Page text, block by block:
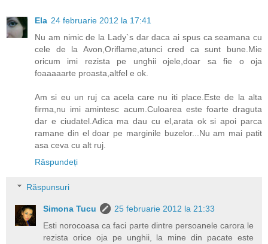
Ela 24 februarie 2012 la 17:41
Nu am nimic de la Lady`s dar daca ai spus ca seamana cu
cele de la Avon,Oriflame,atunci cred ca sunt bune.Mie
oricum imi rezista pe unghii ojele,doar sa fie o oja
foaaaaarte proasta,altfel e ok.
Am si eu un ruj ca acela care nu iti place.Este de la alta
firma,nu imi amintesc acum.Culoarea este foarte draguta
dar e ciudatel.Adica ma dau cu el,arata ok si apoi parca
ramane din el doar pe marginile buzelor...Nu am mai patit
asa ceva cu alt ruj.
Răspundeți
Răspunsuri
Simona Tucu
25 februarie 2012 la 21:33
Esti norocoasa ca faci parte dintre persoanele carora le
rezista orice oja pe unghii, la mine din pacate este